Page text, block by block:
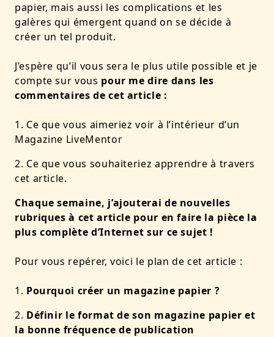
papier, mais aussi les complications et les
galères qui émergent quand on se décide à
créer un tel produit.
J’espère qu’il vous sera le plus utile possible et je
compte sur vous pour me dire dans les
commentaires de cet article :
Ce que vous aimeriez voir à l’intérieur d’un
Magazine LiveMentor
Ce que vous souhaiteriez apprendre à travers
cet article.
Chaque semaine, j’ajouterai de nouvelles
rubriques à cet article pour en faire la pièce la
plus complète d’Internet sur ce sujet !
Pour vous repérer, voici le plan de cet article :
Pourquoi créer un magazine papier ?
Définir le format de son magazine papier et
la bonne fréquence de publication